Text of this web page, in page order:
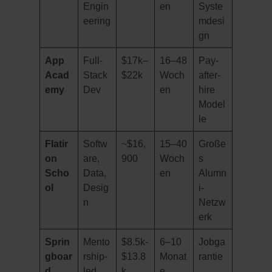
Engin
eering
en
Syste
mdesi
gn
App
Acad
emy
Full-
Stack
Dev
$17k–
$22k
16–48
Woch
en
Pay-
after-
hire
Model
le
Flatir
on
Scho
ol
Softw
are,
Data,
Desig
n
~$16,
900
15–40
Woch
en
Große
s
Alumn
i-
Netzw
erk
Sprin
gboar
Mento
rship-
$8.5k-
$13.8
6–10
Monat
Jobga
rantie